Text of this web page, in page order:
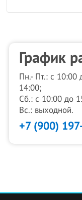
График
Пн.- Пт.: с 10:00
14:00;
Сб.: с 10:00 до
Вс.: выходной.
+7 (900)